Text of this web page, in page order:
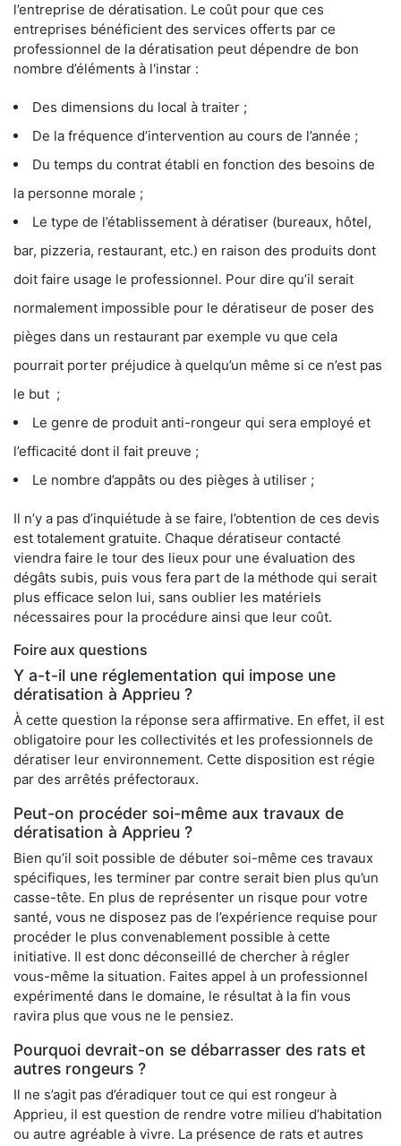
l’entreprise de dératisation. Le coût pour que ces
entreprises bénéficient des services offerts par ce
professionnel de la dératisation peut dépendre de bon
nombre d’éléments à l'instar :
Des dimensions du local à traiter ;
De la fréquence d’intervention au cours de l’année ;
Du temps du contrat établi en fonction des besoins de
la personne morale ;
Le type de l’établissement à dératiser (bureaux, hôtel,
bar, pizzeria, restaurant, etc.) en raison des produits dont
doit faire usage le professionnel. Pour dire qu’il serait
normalement impossible pour le dératiseur de poser des
pièges dans un restaurant par exemple vu que cela
pourrait porter préjudice à quelqu’un même si ce n’est pas
le but ;
Le genre de produit anti-rongeur qui sera employé et
l’efficacité dont il fait preuve ;
Le nombre d’appâts ou des pièges à utiliser ;
Il n’y a pas d’inquiétude à se faire, l’obtention de ces devis
est totalement gratuite. Chaque dératiseur contacté
viendra faire le tour des lieux pour une évaluation des
dégâts subis, puis vous fera part de la méthode qui serait
plus efficace selon lui, sans oublier les matériels
nécessaires pour la procédure ainsi que leur coût.
Foire aux questions
Y a-t-il une réglementation qui impose une
dératisation à Apprieu ?
À cette question la réponse sera affirmative. En effet, il est
obligatoire pour les collectivités et les professionnels de
dératiser leur environnement. Cette disposition est régie
par des arrêtés préfectoraux.
Peut-on procéder soi-même aux travaux de
dératisation à Apprieu ?
Bien qu’il soit possible de débuter soi-même ces travaux
spécifiques, les terminer par contre serait bien plus qu’un
casse-tête. En plus de représenter un risque pour votre
santé, vous ne disposez pas de l’expérience requise pour
procéder le plus convenablement possible à cette
initiative. Il est donc déconseillé de chercher à régler
vous-même la situation. Faites appel à un professionnel
expérimenté dans le domaine, le résultat à la fin vous
ravira plus que vous ne le pensiez.
Pourquoi devrait-on se débarrasser des rats et
autres rongeurs ?
Il ne s’agit pas d’éradiquer tout ce qui est rongeur à
Apprieu, il est question de rendre votre milieu d’habitation
ou autre agréable à vivre. La présence de rats et autres